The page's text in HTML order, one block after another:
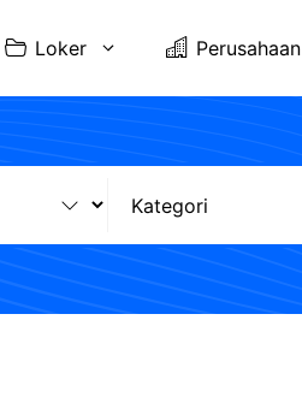
Loker Perusahaan